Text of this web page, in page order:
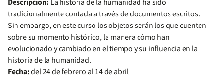
Descripción: La historia de la humanidad ha sido
tradicionalmente contada a través de documentos escritos.
Sin embargo, en este curso los objetos serán los que cuenten
sobre su momento histórico, la manera cómo han
evolucionado y cambiado en el tiempo y su influencia en la
historia de la humanidad.
Fecha:del 24 de febrero al 14 de abril